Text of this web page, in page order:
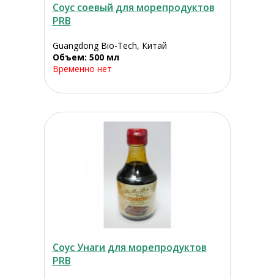
Соус соевый для морепродуктов
PRB
Guangdong Bio-Tech, Китай
Объем: 500 мл
Временно нет
Соус Унаги для морепродуктов
PRB